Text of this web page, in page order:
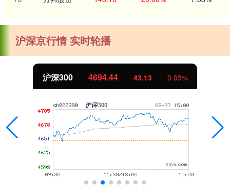
沪深京行情 实时轮播
沪深300 4694.44 43.13 0.93%